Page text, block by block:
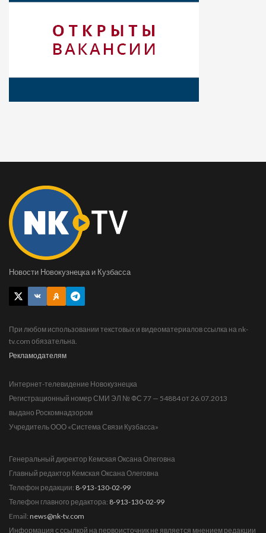
Новости Новокузнецка и Кузбасса
При любом использовании текстовых и видеоматериалов ссылка на nk-
tv.com обязательна.
Рекламодателям
Интернет-телевидение Новокузнецка
Регистрационный номер СМИ ЭЛ № ФС 77 — 54884 от 26.07.2013
выдано Роскомнадзором
Учредитель ООО «Система Связи Кузбасса»
Генеральный директор Кемская Оксана Олеговна
Главный редактор Кемская Оксана Олеговна
Телефон редакции: 8-913-130-02-99
Телефон главного редактора: 8-913-130-02-99
Email: news@nk-tv.com
Информация с ссылкой на первоисточник не является мнением редакции